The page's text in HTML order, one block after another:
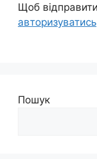
Щоб
авторизуватись
Пошук